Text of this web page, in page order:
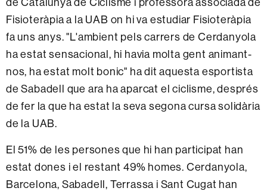
Fisioteràpia a la UAB on hi va estudiar Fisioteràpia
fa uns anys. "L'ambient pels carrers de Cerdanyola
ha estat sensacional, hi havia molta gent animant-
nos, ha estat molt bonic" ha dit aquesta esportista
de Sabadell que ara ha aparcat el ciclisme, després
de fer la que ha estat la seva segona cursa solidària
de la UAB.
El 51% de les persones que hi han participat han
estat dones i el restant 49% homes. Cerdanyola,
Barcelona, Sabadell, Terrassa i Sant Cugat han